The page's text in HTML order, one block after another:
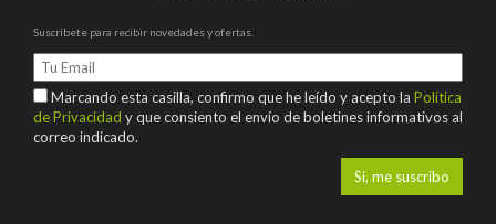
Suscríbete para recibir novedades y ofertas.
Marcando esta casilla, confirmo que he leído y acepto la Política
de Privacidad y que consiento el envío de boletines informativos al
correo indicado.